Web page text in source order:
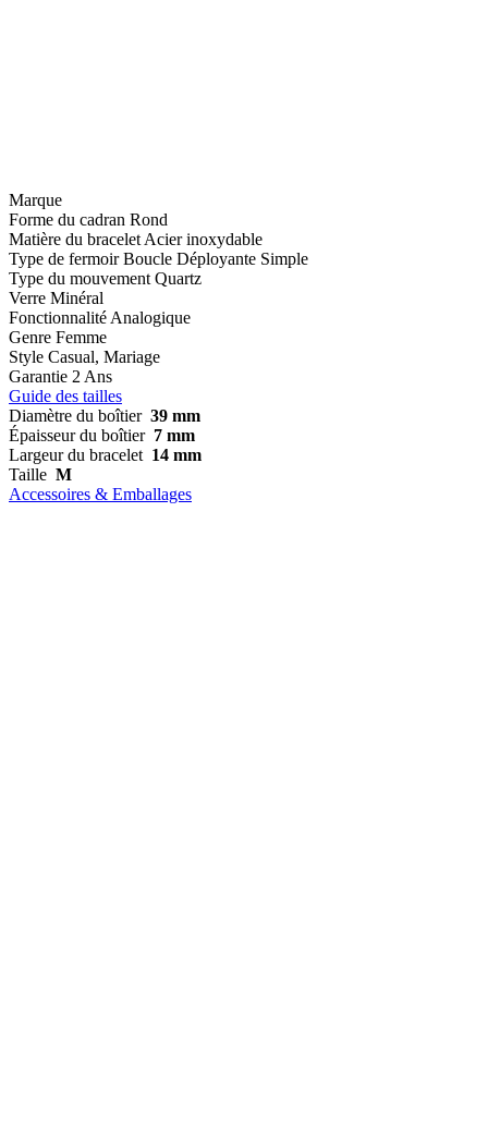
Marque
Forme du cadran Rond
Matière du bracelet Acier inoxydable
Type de fermoir Boucle Déployante Simple
Type du mouvement Quartz
Verre Minéral
Fonctionnalité Analogique
Genre Femme
Style Casual, Mariage
Garantie 2 Ans
Guide des tailles
Diamètre du boîtier 39 mm
Épaisseur du boîtier 7 mm
Largeur du bracelet 14 mm
Taille M
Accessoires & Emballages